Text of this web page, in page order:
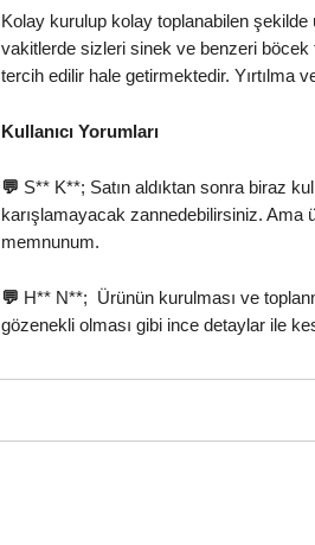
Kolay kurulup kolay toplanabilen
vakitlerde sizleri sinek ve benzeri böcek
tercih edilir hale getirmektedir. Yırtılma
Kullanıcı Yorumları
💬 S** K**; Satın aldıktan sonra biraz
karışlamayacak zannedebilirsiniz. Ama
memnunum.
💬 H** N**; Ürünün kurulması ve
gözenekli olması gibi ince detaylar ile